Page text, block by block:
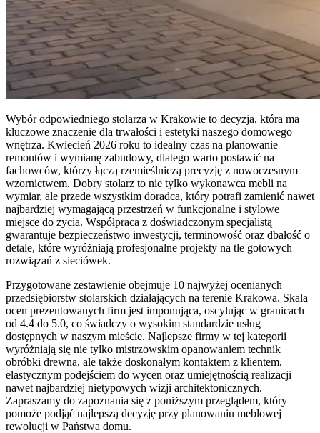
Wybór odpowiedniego stolarza w Krakowie to decyzja, która ma
kluczowe znaczenie dla trwałości i estetyki naszego domowego
wnętrza. Kwiecień 2026 roku to idealny czas na planowanie
remontów i wymianę zabudowy, dlatego warto postawić na
fachowców, którzy łączą rzemieślniczą precyzję z nowoczesnym
wzornictwem. Dobry stolarz to nie tylko wykonawca mebli na
wymiar, ale przede wszystkim doradca, który potrafi zamienić nawet
najbardziej wymagającą przestrzeń w funkcjonalne i stylowe
miejsce do życia. Współpraca z doświadczonym specjalistą
gwarantuje bezpieczeństwo inwestycji, terminowość oraz dbałość o
detale, które wyróżniają profesjonalne projekty na tle gotowych
rozwiązań z sieciówek.
Przygotowane zestawienie obejmuje 10 najwyżej ocenianych
przedsiębiorstw stolarskich działających na terenie Krakowa. Skala
ocen prezentowanych firm jest imponująca, oscylując w granicach
od 4.4 do 5.0, co świadczy o wysokim standardzie usług
dostępnych w naszym mieście. Najlepsze firmy w tej kategorii
wyróżniają się nie tylko mistrzowskim opanowaniem technik
obróbki drewna, ale także doskonałym kontaktem z klientem,
elastycznym podejściem do wycen oraz umiejętnością realizacji
nawet najbardziej nietypowych wizji architektonicznych.
Zapraszamy do zapoznania się z poniższym przeglądem, który
pomoże podjąć najlepszą decyzję przy planowaniu meblowej
rewolucji w Państwa domu.